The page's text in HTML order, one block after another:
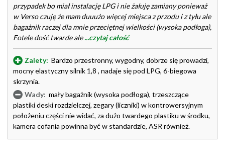
przypadek bo miał instalację LPG i nie żałuję zamiany ponieważ
w Verso czuję że mam duuużo więcej miejsca z przodu i z tyłu ale
bagażnik raczej dla mnie przeciętnej wielkości (wysoka podłoga),
Fotele dość twarde ale...czytaj całość
Zalety: Bardzo przestronny, wygodny, dobrze się prowadzi,
mocny elastyczny silnik 1,8 , nadaje się pod LPG, 6-biegowa
skrzynia.
Wady: mały bagażnik (wysoka podłoga), trzeszczące
plastiki deski rozdzielczej, zegary (liczniki) w kontrowersyjnym
położeniu części nie widać, za dużo twardego plastiku w środku,
kamera cofania powinna być w standardzie, ASR również.